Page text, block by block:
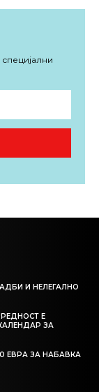
И НЕЛЕГАЛНО
Е
ЗА
ЕВРА ЗА НАБАВКА